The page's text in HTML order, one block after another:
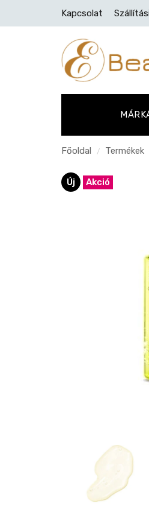
Kapcsolat
Főoldal / Termékek
Új Akció